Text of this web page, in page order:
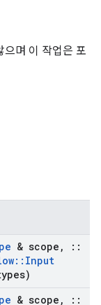
으며 이 작업은 포
& scope ,
::
:: Input
& scope ,
::